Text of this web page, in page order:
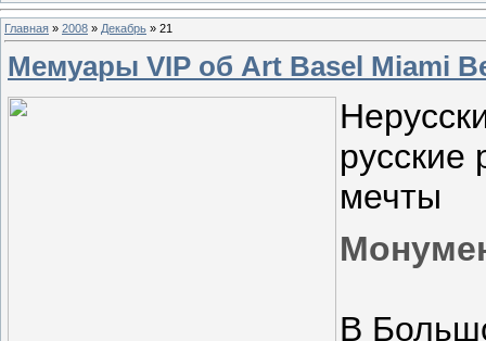
Главная » 2008 » Декабрь » 21
Мемуары VIP об Art Basel Miami
русские
мечты
В